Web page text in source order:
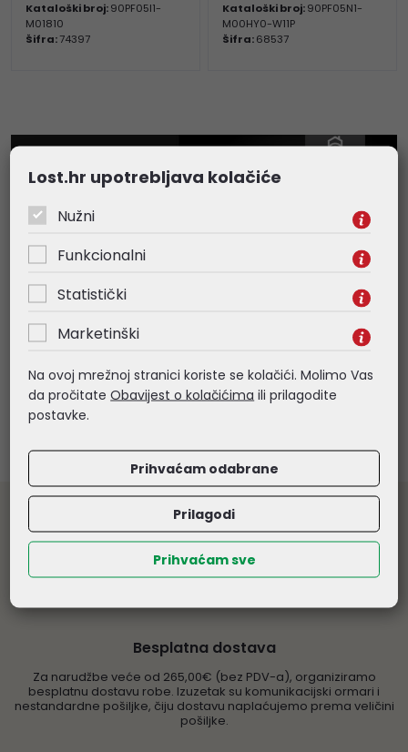
Kataloški broj:90PF05I1-
M01810
Šifra:74397
Kataloški broj:90PF05N1-
M00HY0-W11P
Šifra:68537
Veleprodaja informatičke opreme
Prodaju vršimo isključivo pravnim osobama. Samo za daljnju
prodaju odobravamo rabate od 5 - 20% ovisno o grupi
proizvoda. Sve navedene cijene su veleprodajne, bez PDV-a.
Besplatna dostava
Za narudžbe veće od 265,00€ (bez PDV-a), organiziramo
besplatnu dostavu robe. Izuzetak su komunikacijski ormari i
nestandardne pošiljke, čiju dostavu naplaćujemo prema veličini
pošiljke.
Lost.hr upotrebljava kolačiće
Nužni
Funkcionalni
Statistički
Marketinški
Na ovoj mrežnoj stranici koriste se kolačići. Molimo Vas
da pročitateObavijest o kolačićima ili prilagodite
postavke.
Prihvaćam odabrane
Prilagodi
Prihvaćam sve